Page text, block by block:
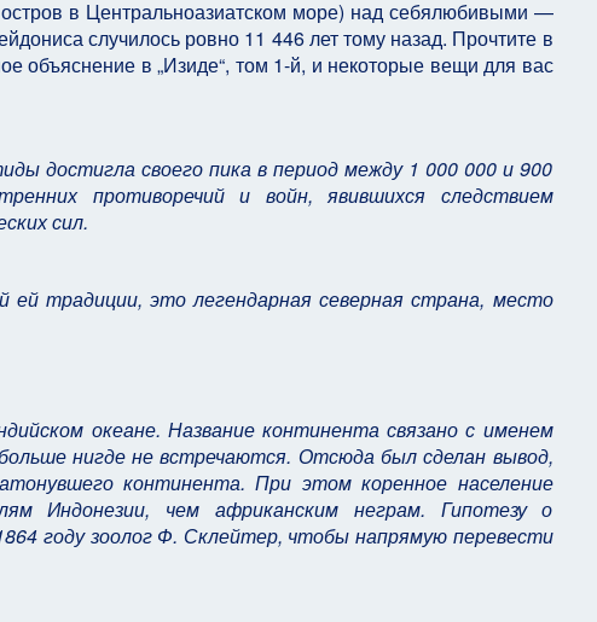
в Центральноазиатском море) над себялюбивыми —
случилось ровно 11 446 лет тому назад. Прочтите в
объяснение в „Изиде“, том 1-й, и некоторые вещи для вас
достигла своего пика в период между 1 000 000 и 900
противоречий и войн, явившихся следствием
сил.
ей традиции, это легендарная северная страна, место
океане. Название континента связано с именем
нигде не встречаются. Отсюда был сделан вывод,
континента. При этом коренное население
Индонезии, чем африканским неграм. Гипотезу о
году зоолог Ф. Склейтер, чтобы напрямую перевести